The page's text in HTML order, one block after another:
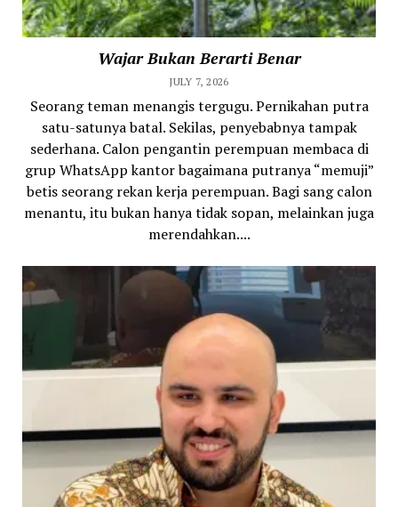
Wajar Bukan Berarti Benar
JULY 7, 2026
Seorang teman menangis tergugu. Pernikahan putra
satu-satunya batal. Sekilas, penyebabnya tampak
sederhana. Calon pengantin perempuan membaca di
grup WhatsApp kantor bagaimana putranya “memuji”
betis seorang rekan kerja perempuan. Bagi sang calon
menantu, itu bukan hanya tidak sopan, melainkan juga
merendahkan....